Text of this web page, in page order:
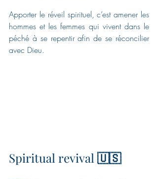
Apporter le réveil spirituel, c’est amener les
hommes et les femmes qui vivent dans le
péché à se repentir afin de se réconcilier
avec Dieu.
Spiritual revival 🇺🇸